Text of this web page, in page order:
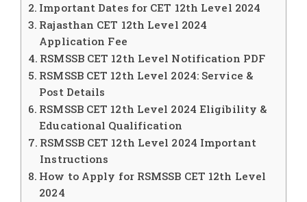
Important Dates for CET 12th Level 2024
Rajasthan CET 12th Level 2024
Application Fee
RSMSSB CET 12th Level Notification PDF
RSMSSB CET 12th Level 2024: Service &
Post Details
RSMSSB CET 12th Level 2024 Eligibility &
Educational Qualification
RSMSSB CET 12th Level 2024 Important
Instructions
How to Apply for RSMSSB CET 12th Level
2024